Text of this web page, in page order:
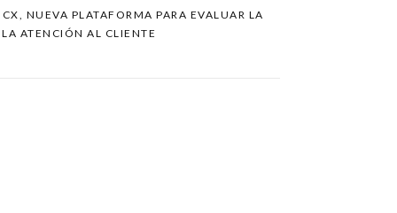
NUEVA PLATAFORMA PARA EVALUAR LA
ATENCIÓN AL CLIENTE